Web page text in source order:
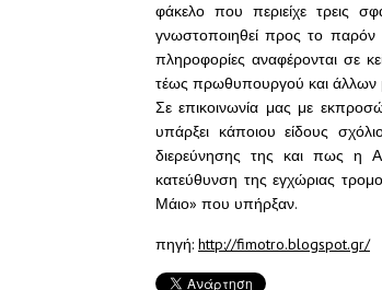
φάκελο που περιείχε τρεις
γνωστοποιηθεί προς το παρόν
πληροφορίες αναφέρονται σε
τέως πρωθυπουργού και άλλων
Σε επικοινωνία μας με
υπάρξει κάποιου είδους
διερεύνησης της και πως η
κατεύθυνση της εγχώριας
Μάιο» που υπήρξαν.
πηγή: http://fimotro.blogspot.gr/